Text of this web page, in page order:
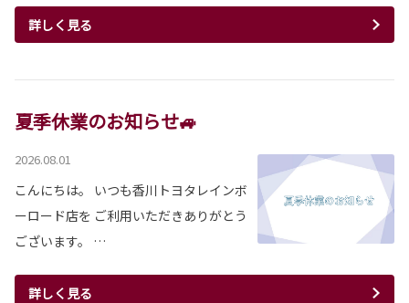
詳しく見る
夏季休業のお知らせ🚙
2026.08.01
こんにちは。 いつも香川トヨタレインボ
ーロード店を ご利用いただきありがとう
ございます。 …
詳しく見る